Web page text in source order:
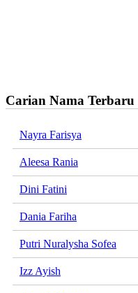
Carian Nama Terbaru
Nayra Farisya
Aleesa Rania
Dini Fatini
Dania Fariha
Putri Nuralysha Sofea
Izz Ayish